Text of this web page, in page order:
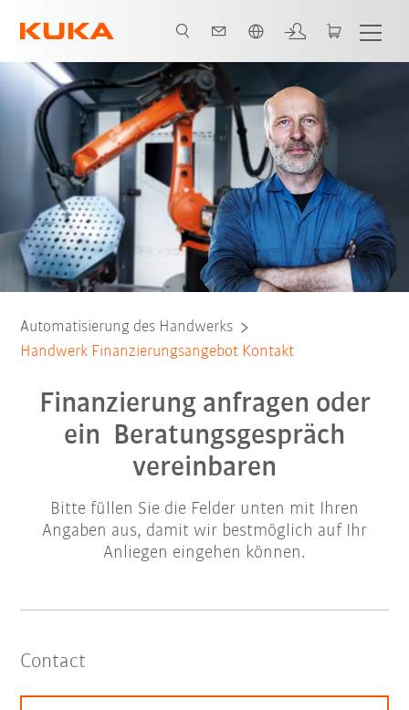
Automatisierung des Handwerks
Handwerk Finanzierungsangebot Kontakt
Finanzierung anfragen oder
ein Beratungsgespräch
vereinbaren
Bitte füllen Sie die Felder unten mit Ihren
Angaben aus, damit wir bestmöglich auf Ihr
Anliegen eingehen können.
Contact